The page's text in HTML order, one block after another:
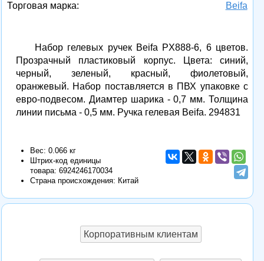
Торговая марка:
Beifa
Набор гелевых ручек Beifa PX888-6, 6 цветов.
Прозрачный пластиковый корпус. Цвета: синий,
черный, зеленый, красный, фиолетовый,
оранжевый. Набор поставляется в ПВХ упаковке с
евро-подвесом. Диамтер шарика - 0,7 мм. Толщина
линии письма - 0,5 мм. Ручка гелевая Beifa. 294831
Вес: 0.066 кг
Штрих-код единицы
товара: 6924246170034
Страна происхождения: Китай
Корпоративным клиентам